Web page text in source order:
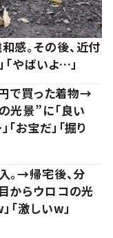
感。その後、近付
やばいよ…」
で買った着物→
光景”に「良い
お宝だ」「掘り
。→帰宅後、分
らウロコの光
「激しいw」